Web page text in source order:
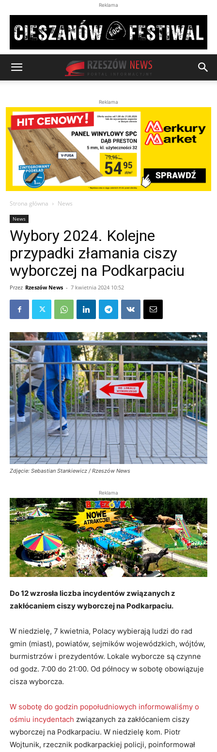
Reklama
Reklama
Strona główna News
News
Wybory 2024. Kolejne
przypadki złamania ciszy
wyborczej na Podkarpaciu
Przez Rzeszów News - 7 kwietnia 2024 10:52
Zdjęcie: Sebastian Stankiewicz / Rzeszów News
Reklama
Do 12 wzrosła liczba incydentów związanych z
zakłócaniem ciszy wyborczej na Podkarpaciu.
W niedzielę, 7 kwietnia, Polacy wybierają ludzi do rad
gmin (miast), powiatów, sejmików wojewódzkich, wójtów,
burmistrzów i prezydentów. Lokale wyborcze są czynne
od godz. 7:00 do 21:00. Od północy w sobotę obowiązuje
cisza wyborcza.
W sobotę do godzin popołudniowych informowaliśmy o
ośmiu incydentach związanych za zakłócaniem ciszy
wyborczej na Podkarpaciu. W niedzielę kom. Piotr
Wojtunik, rzecznik podkarpackiej policji, poinformował